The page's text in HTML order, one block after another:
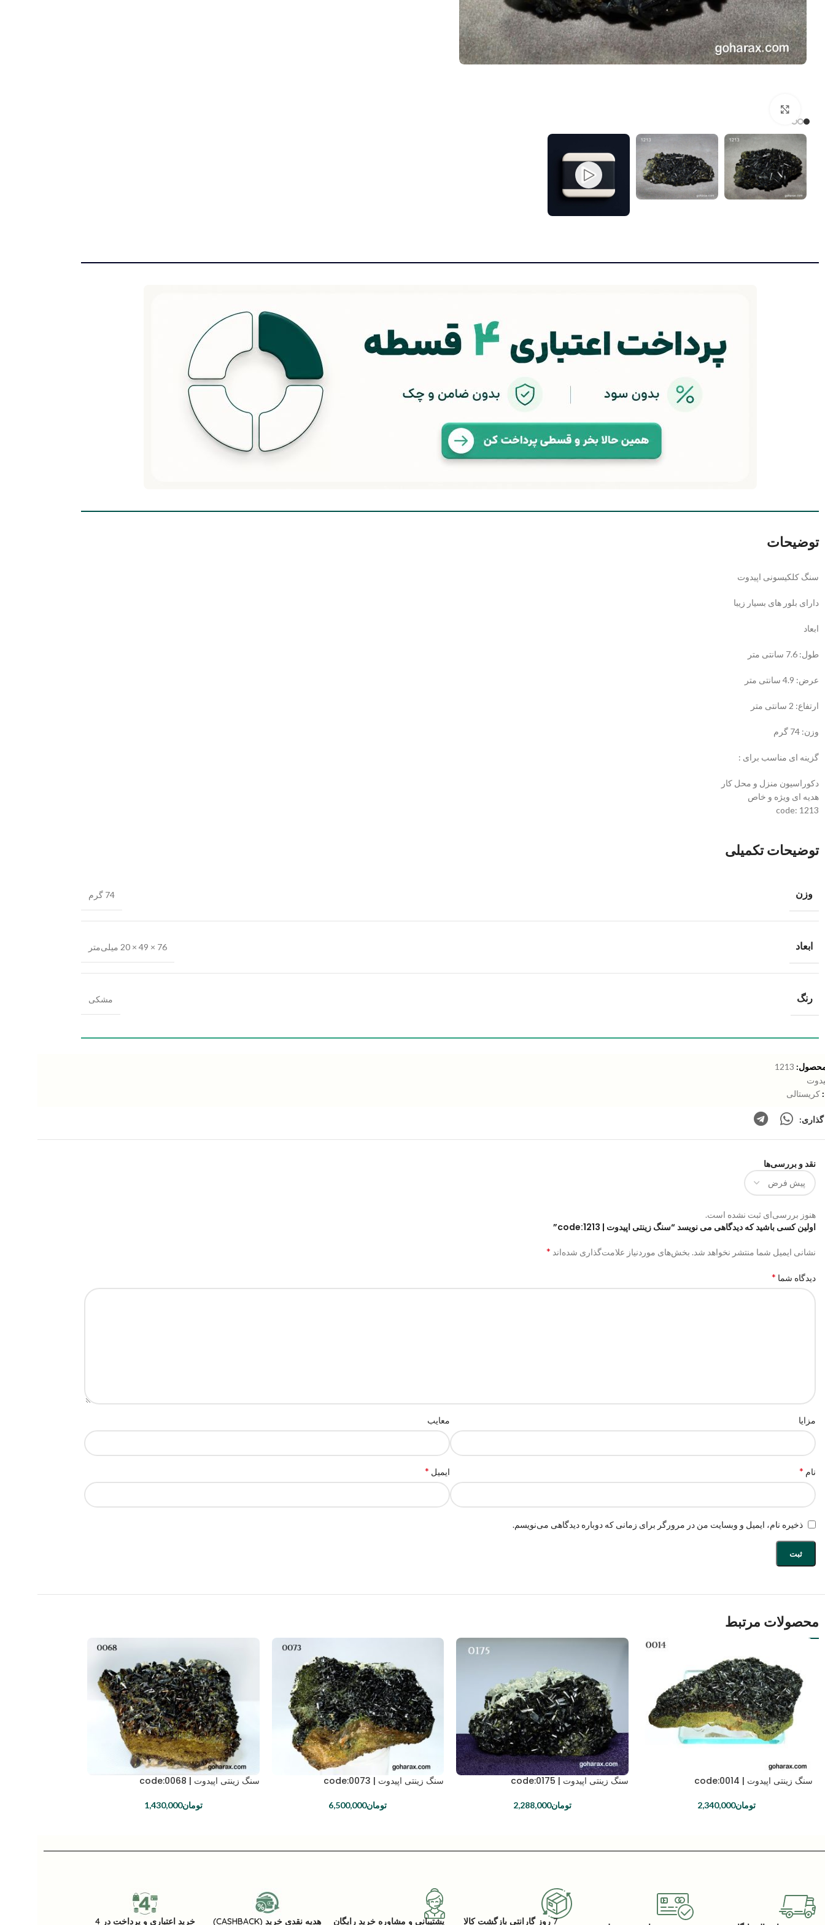
توضیحات
سنگ کلکیسونی اپیدوت
دارای بلور های بسیار زیبا
ابعاد
طول: 7.6 سانتی متر
عرض: 4.9 سانتی متر
ارتفاع: 2 سانتی متر
وزن: 74 گرم
گزینه ای مناسب برای :
دکوراسیون منزل و محل کار
هدیه ای ویژه و خاص
code: 1213
توضیحات تکمیلی
وزن 74 گرم
ابعاد 76 × 49 × 20 میلی‌متر
رنگ مشکی
1213
کریستالی
نقد و بررسی‌ها
هنوز بررسی‌ای ثبت نشده است.
اولین کسی باشید که دیدگاهی می نویسد “سنگ زینتی اپیدوت | code:1213”
نشانی ایمیل شما منتشر نخواهد شد. بخش‌های موردنیاز علامت‌گذاری شده‌اند *
دیدگاه شما *
مزایا معایب
نام * ایمیل *
ذخیره نام، ایمیل و وبسایت من در مرورگر برای زمانی که دوباره دیدگاهی می‌نویسم.
محصولات مرتبط
سنگ زینتی اپیدوت | code:0014
تومان2,340,000
سنگ زینتی اپیدوت | code:0175
تومان2,288,000
سنگ زینتی اپیدوت | code:0073
تومان6,500,000
سنگ زینتی اپیدوت | code:0068
تومان1,430,000
7 روز گارانتی بازگشت کالا پشتیبانی و مشاوره خرید رایگان هدیه نقدی خرید (CASHBACK) خرید اعتباری و پرداخت در 4